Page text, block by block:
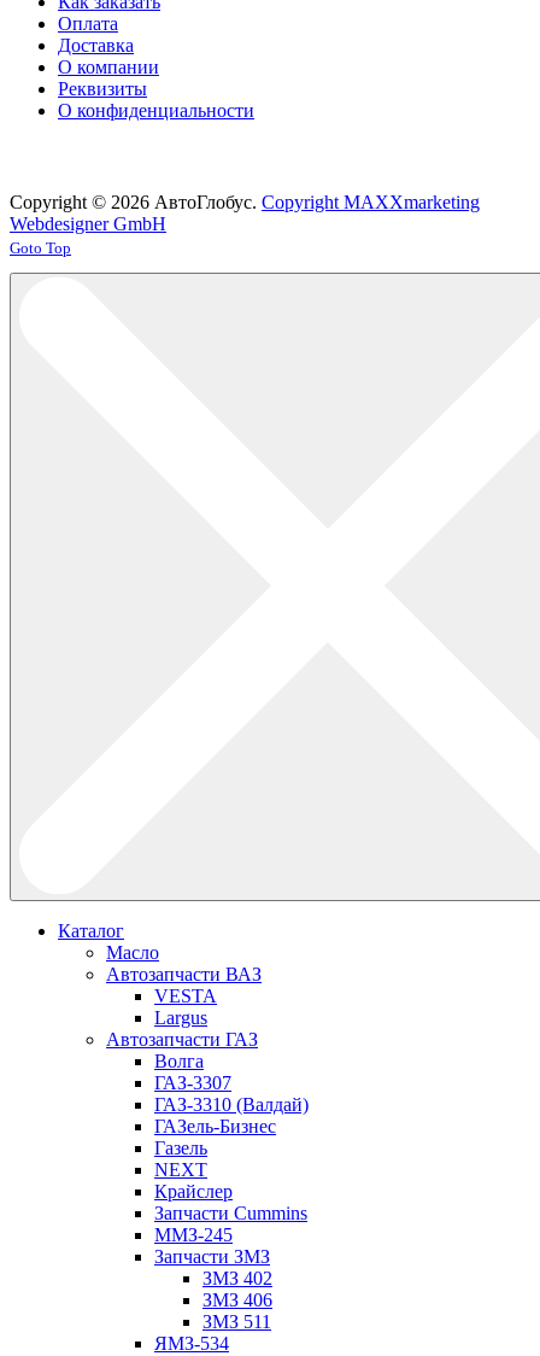
Оплата
Доставка
О компании
Реквизиты
О конфиденциальности
Copyright © 2026 АвтоГлобус. Copyright MAXXmarketing
Webdesigner GmbH
Joomla! 3 Templates
Goto Top
Каталог
Масло
Автозапчасти ВАЗ
VESTA
Largus
Автозапчасти ГАЗ
Волга
ГАЗ-3307
ГАЗ-3310 (Валдай)
ГАЗель-Бизнес
Газель
NEXT
Крайслер
Запчасти Cummins
ММЗ-245
Запчасти ЗМЗ
ЗМЗ 402
ЗМЗ 406
ЗМЗ 511
ЯМЗ-534